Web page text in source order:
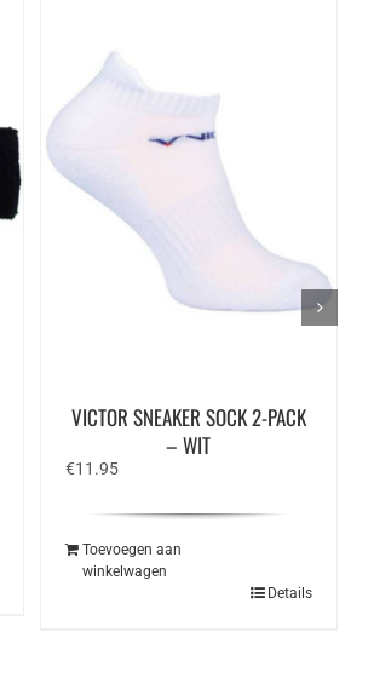
VICTOR SNEAKER SOCK 2-PACK
– WIT
€11.95
Toevoegen aan
winkelwagen
Details